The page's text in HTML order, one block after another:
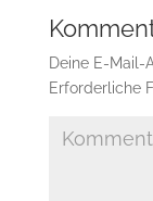
Deine E-Mail-
Erforderliche